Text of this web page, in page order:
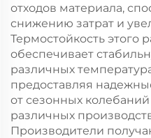
отходов материала,
снижению затрат и
Термостойкость этого
обеспечивает
различных
предоставляя
от сезонных
различных
Производители